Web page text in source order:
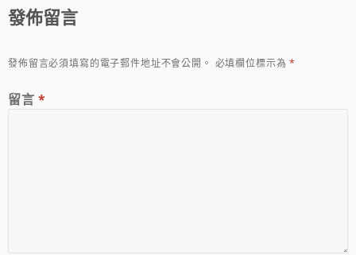
發佈留言
發佈留言必須填寫的電子郵件地址不會公開。 必填欄位標示為*
留言 *